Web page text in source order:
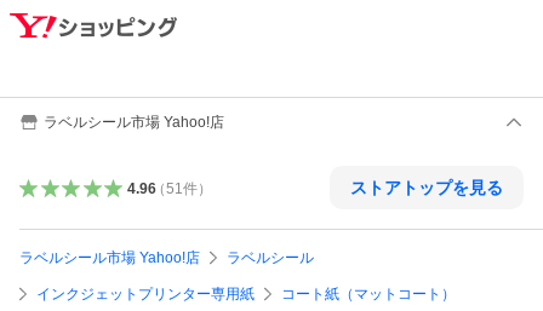
ラベルシール市場 Yahoo!店
4.96（51件） ストアトップを見る
ラベルシール市場 Yahoo!店 ラベルシール
インクジェットプリンター専用紙 コート紙（マットコート）